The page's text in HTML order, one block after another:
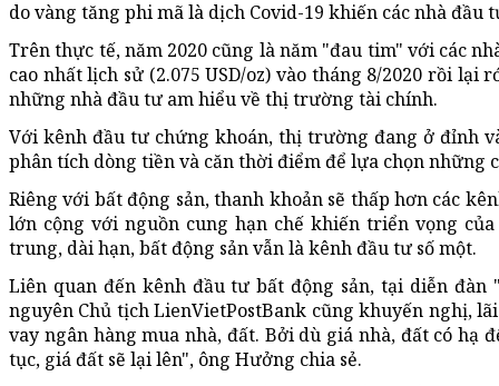
do vàng tăng phi mã là dịch Covid-19 khiến các nhà
Trên thực tế, năm 2020 cũng là năm "đau tim" với các
cao nhất lịch sử (2.075 USD/oz) vào tháng 8/2020 rồi
những nhà đầu tư am hiểu về thị trường tài chính.
Với kênh đầu tư chứng khoán, thị trường đang ở đỉnh
phân tích dòng tiền và căn thời điểm để lựa chọn những
Riêng với bất động sản, thanh khoản sẽ thấp hơn các
lớn cộng với nguồn cung hạn chế khiến triển vọng
trung, dài hạn, bất động sản vẫn là kênh đầu tư số một.
Liên quan đến kênh đầu tư bất động sản, tại diễn đàn
nguyên Chủ tịch LienVietPostBank cũng khuyến nghị,
vay ngân hàng mua nhà, đất. Bởi dù giá nhà, đất có
tục, giá đất sẽ lại lên", ông Hưởng chia sẻ.